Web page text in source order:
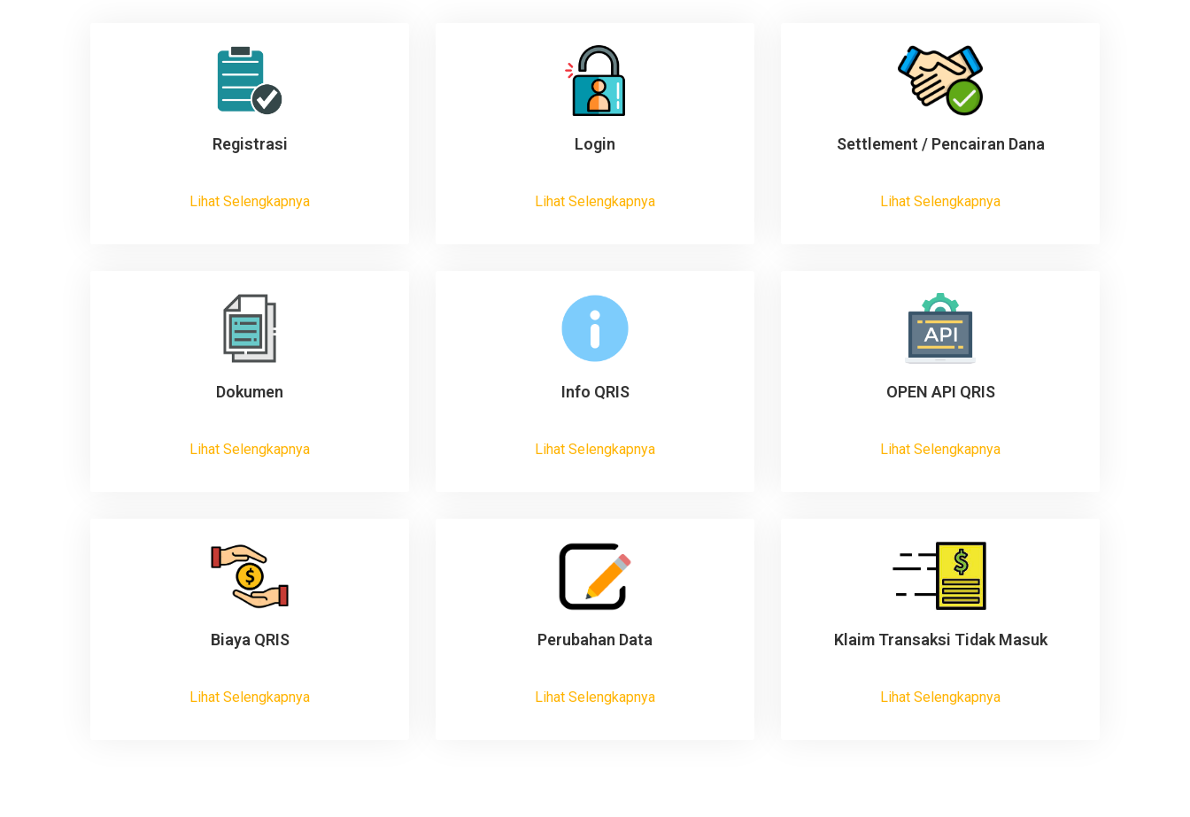
Registrasi
Lihat Selengkapnya
Login
Lihat Selengkapnya
Settlement / Pencairan Dana
Lihat Selengkapnya
Dokumen
Lihat Selengkapnya
Info QRIS
Lihat Selengkapnya
OPEN API QRIS
Lihat Selengkapnya
Biaya QRIS
Lihat Selengkapnya
Perubahan Data
Lihat Selengkapnya
Klaim Transaksi Tidak Masuk
Lihat Selengkapnya